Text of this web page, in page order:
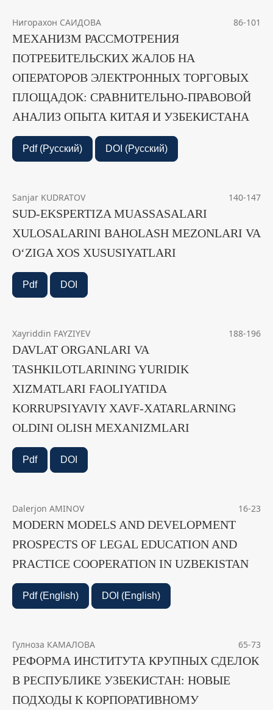
Нигорахон САИДОВА 86-101
МЕХАНИЗМ РАССМОТРЕНИЯ
ПОТРЕБИТЕЛЬСКИХ ЖАЛОБ НА
ОПЕРАТОРОВ ЭЛЕКТРОННЫХ ТОРГОВЫХ
ПЛОЩАДОК: СРАВНИТЕЛЬНО-ПРАВОВОЙ
АНАЛИЗ ОПЫТА КИТАЯ И УЗБЕКИСТАНА
Pdf (Русский) DOI (Русский)
Sanjar KUDRATOV 140-147
SUD-EKSPERTIZA MUASSASALARI
XULOSALARINI BAHOLASH MEZONLARI VA
O‘ZIGA XOS XUSUSIYATLARI
Pdf DOI
Xayriddin FAYZIYEV 188-196
DAVLAT ORGANLARI VA
TASHKILOTLARINING YURIDIK
XIZMATLARI FAOLIYATIDA
KORRUPSIYAVIY XAVF-XATARLARNING
OLDINI OLISH MEXANIZMLARI
Pdf DOI
Dalerjon AMINOV 16-23
MODERN MODELS AND DEVELOPMENT
PROSPECTS OF LEGAL EDUCATION AND
PRACTICE COOPERATION IN UZBEKISTAN
Pdf (English) DOI (English)
Гулноза КАМАЛОВА 65-73
РЕФОРМА ИНСТИТУТА КРУПНЫХ СДЕЛОК
В РЕСПУБЛИКЕ УЗБЕКИСТАН: НОВЫЕ
ПОДХОДЫ К КОРПОРАТИВНОМУ